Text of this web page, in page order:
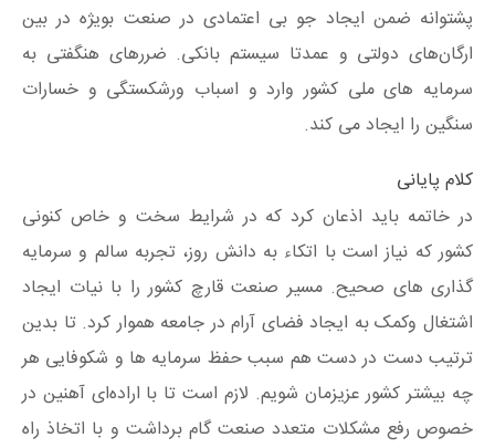
پشتوانه ضمن ایجاد جو بی اعتمادی در صنعت بویژه در بین
ارگان‌های دولتی و عمدتا سیستم بانکی. ضررهای هنگفتی به
سرمایه های ملی کشور وارد و اسباب ورشکستگی و خسارات
سنگین را ایجاد می کند.
کلام پایانی
در خاتمه باید اذعان کرد که در شرایط سخت و خاص کنونی
کشور که نیاز است با اتکاء به دانش روز، تجربه سالم و سرمایه
گذاری های صحیح. مسیر صنعت قارچ کشور را با نیات ایجاد
اشتغال وکمک به ایجاد فضای آرام در جامعه هموار کرد. تا بدین
ترتیب دست در دست هم سبب حفظ سرمایه ها و شکوفایی هر
چه بیشتر کشور عزیزمان شویم. لازم است تا با اراده‌ای آهنین در
خصوص رفع مشکلات متعدد صنعت گام برداشت و با اتخاذ راه